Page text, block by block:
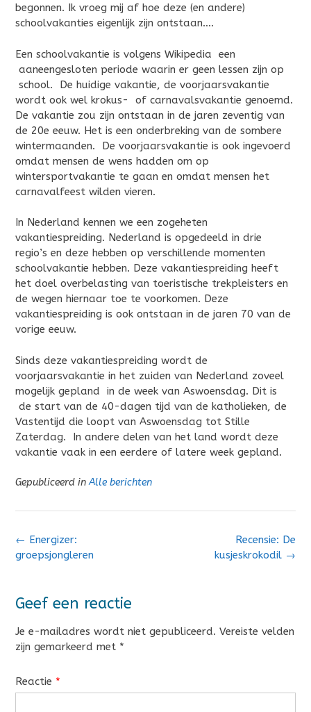
begonnen. Ik vroeg mij af hoe deze (en andere)
schoolvakanties eigenlijk zijn ontstaan….
Een schoolvakantie is volgens Wikipedia een
aaneengesloten periode waarin er geen lessen zijn op
school. De huidige vakantie, de voorjaarsvakantie
wordt ook wel krokus- of carnavalsvakantie genoemd.
De vakantie zou zijn ontstaan in de jaren zeventig van
de 20e eeuw. Het is een onderbreking van de sombere
wintermaanden. De voorjaarsvakantie is ook ingevoerd
omdat mensen de wens hadden om op
wintersportvakantie te gaan en omdat mensen het
carnavalfeest wilden vieren.
In Nederland kennen we een zogeheten
vakantiespreiding. Nederland is opgedeeld in drie
regio’s en deze hebben op verschillende momenten
schoolvakantie hebben. Deze vakantiespreiding heeft
het doel overbelasting van toeristische trekpleisters en
de wegen hiernaar toe te voorkomen. Deze
vakantiespreiding is ook ontstaan in de jaren 70 van de
vorige eeuw.
Sinds deze vakantiespreiding wordt de
voorjaarsvakantie in het zuiden van Nederland zoveel
mogelijk gepland in de week van Aswoensdag. Dit is
de start van de 40-dagen tijd van de katholieken, de
Vastentijd die loopt van Aswoensdag tot Stille
Zaterdag. In andere delen van het land wordt deze
vakantie vaak in een eerdere of latere week gepland.
Gepubliceerd inAlle berichten
Bericht
navigatie
Recensie: De
kusjeskrokodil →
← Energizer:
groepsjongleren
Geef een reactie
Je e-mailadres wordt niet gepubliceerd. Vereiste velden
zijn gemarkeerd met *
Reactie *